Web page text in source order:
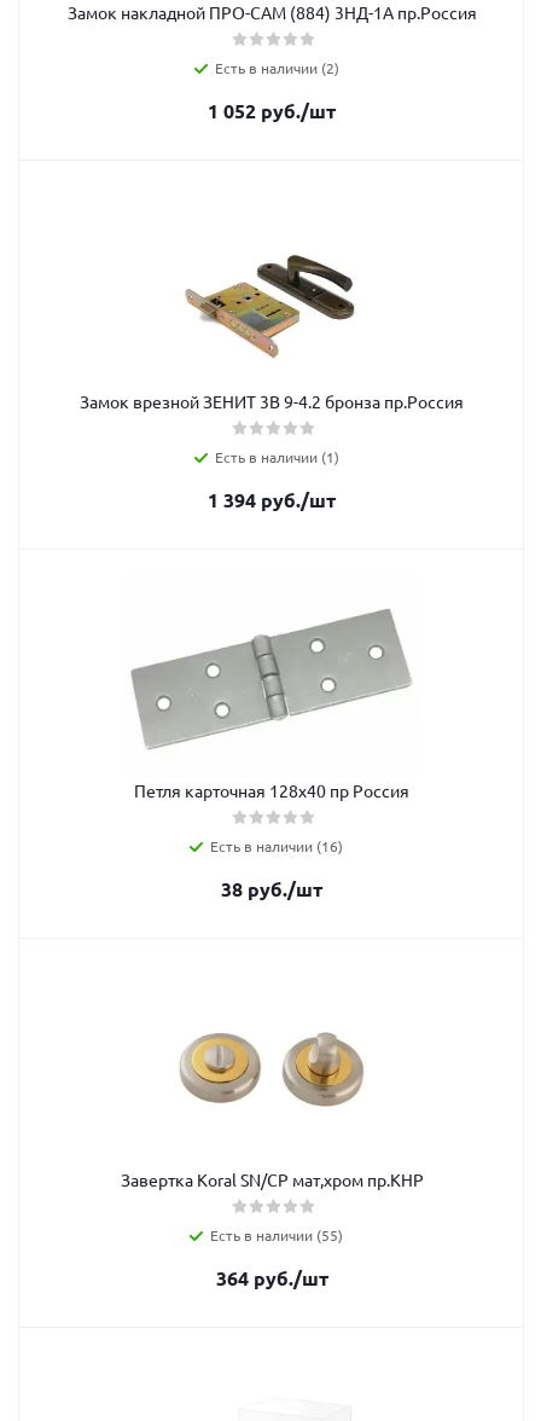
Замок накладной ПРО-САМ (884) 3НД-1А пр.Россия
Есть в наличии (2)
1 052 руб./шт
Замок врезной ЗЕНИТ 3В 9-4.2 бронза пр.Россия
Есть в наличии (1)
1 394 руб./шт
Петля карточная 128х40 пр Россия
Есть в наличии (16)
38 руб./шт
Завертка Koral SN/CP мат,хром пр.КНР
Есть в наличии (55)
364руб./шт